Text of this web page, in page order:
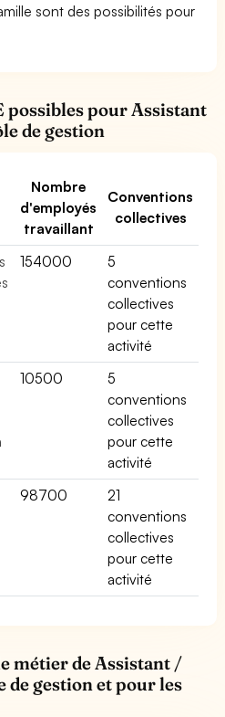
sont des possibilités pour
possibles pour Assistant
de gestion
Nombre
d'employés
travaillant
Conventions
collectives
154000
5
conventions
collectives
pour cette
activité
10500
5
conventions
collectives
pour cette
activité
98700
21
conventions
collectives
pour cette
activité
métier de Assistant /
de gestion et pour les